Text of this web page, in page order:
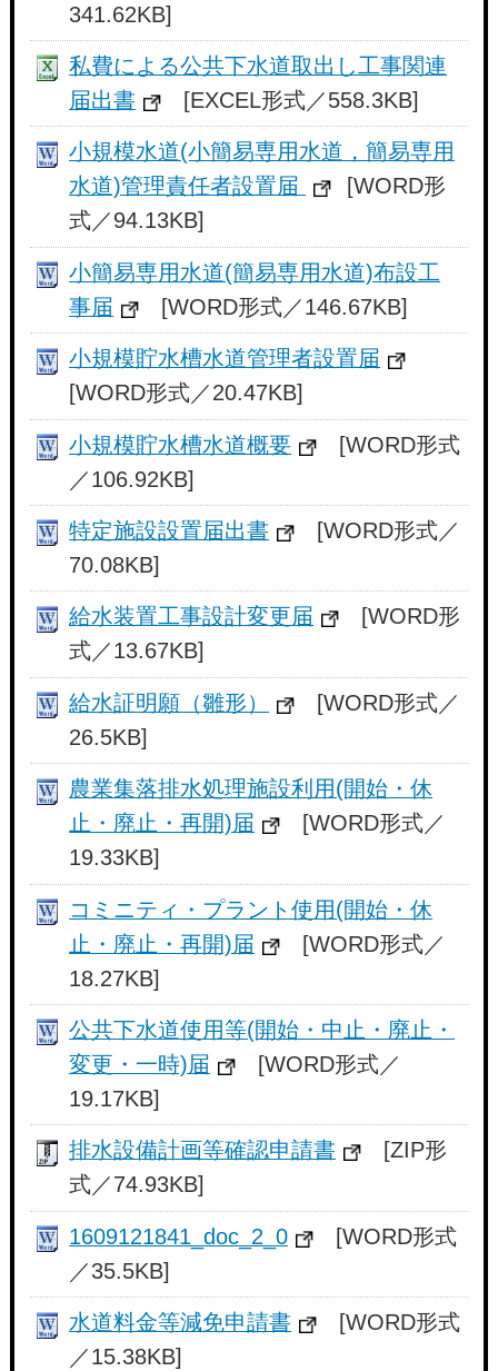
341.62KB]
私費による公共下水道取出し工事関連
届出書
[EXCEL形式／558.3KB]
小規模水道(小簡易専用水道，簡易専用
水道)管理責任者設置届
[WORD形
式／94.13KB]
小簡易専用水道(簡易専用水道)布設工
事届
[WORD形式／146.67KB]
小規模貯水槽水道管理者設置届
[WORD形式／20.47KB]
小規模貯水槽水道概要
[WORD形式
／106.92KB]
特定施設設置届出書
[WORD形式／
70.08KB]
給水装置工事設計変更届
[WORD形
式／13.67KB]
給水証明願（雛形）
[WORD形式／
26.5KB]
農業集落排水処理施設利用(開始・休
止・廃止・再開)届
[WORD形式／
19.33KB]
コミニティ・プラント使用(開始・休
止・廃止・再開)届
[WORD形式／
18.27KB]
公共下水道使用等(開始・中止・廃止・
変更・一時)届
[WORD形式／
19.17KB]
排水設備計画等確認申請書
[ZIP形
式／74.93KB]
1609121841_doc_2_0
[WORD形式
／35.5KB]
水道料金等減免申請書
[WORD形式
／15.38KB]